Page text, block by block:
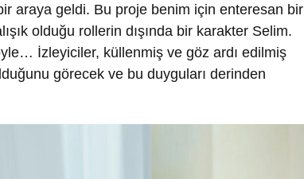
araya geldi. Bu proje benim için enteresan bir
olduğu rollerin dışında bir karakter Selim.
İzleyiciler, küllenmiş ve göz ardı edilmiş
görecek ve bu duyguları derinden